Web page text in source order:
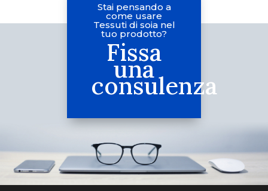
Stai pensando a
come usare
Tessuti di soia nel
tuo prodotto?
Fissa
una
consulenza